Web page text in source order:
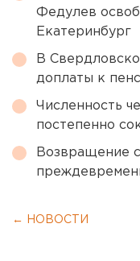
Федулев
Екатеринбург
В
доплаты к
Численность
постепенно
Возвращение
← НОВОСТИ